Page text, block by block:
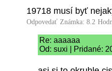
19718 musí byť
Odpovedať Známka: 8.2
Re: aaaaaa
Od: suxi | Pridané: